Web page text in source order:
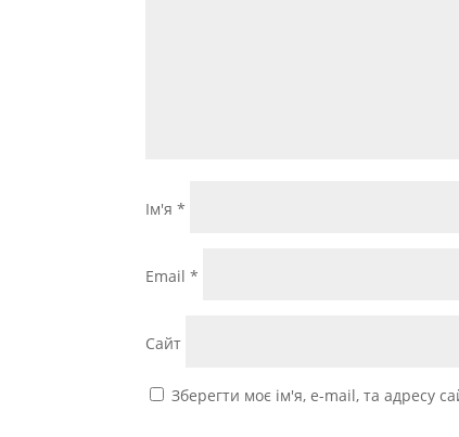
Ім'я*
Email*
Сайт
Зберегти моє ім'я, e-mail, та адресу